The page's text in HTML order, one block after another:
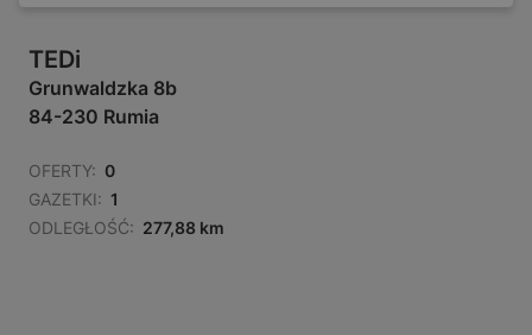
TEDi
Grunwaldzka 8b
84-230 Rumia
OFERTY: 0
GAZETKI: 1
ODLEGŁOŚĆ: 277,88 km